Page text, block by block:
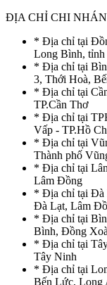
ĐỊA CHỈ CHI
* Địa chỉ tại
Long Bình,
* Địa chỉ tại
3, Thới Hoà,
* Địa chỉ tại
TP.Cần Thơ
* Địa chỉ tại
Vấp - TP.Hồ
* Địa chỉ tại
Thành phố
* Địa chỉ tại
Lâm Đồng
* Địa chỉ tại Đà
Đà Lạt, Lâm
* Địa chỉ tại
Bình, Đồng
* Địa chỉ tại
Tây Ninh
* Địa chỉ tại
Bến Lức, Long